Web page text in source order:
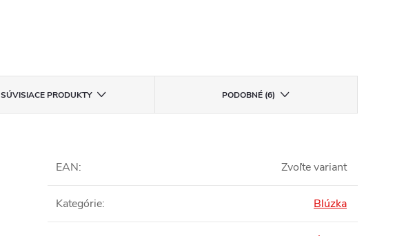
SÚVISIACE PRODUKTY PODOBNÉ (6)
EAN: Zvoľte variant
Kategórie: Blúzka